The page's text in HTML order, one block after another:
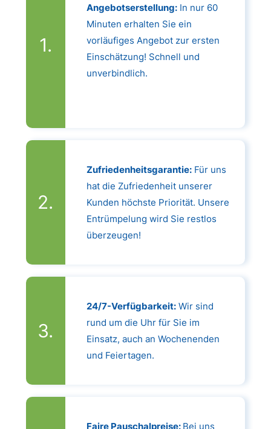
Angebotserstellung:In nur 60
Minuten erhalten Sie ein
vorläufiges Angebot zur ersten
Einschätzung! Schnell und
unverbindlich.
Zufriedenheitsgarantie:Für uns
hat die Zufriedenheit unserer
Kunden höchste Priorität. Unsere
Entrümpelung wird Sie restlos
überzeugen!
24/7-Verfügbarkeit:Wir sind
rund um die Uhr für Sie im
Einsatz, auch an Wochenenden
und Feiertagen.
Faire Pauschalpreise: Bei uns